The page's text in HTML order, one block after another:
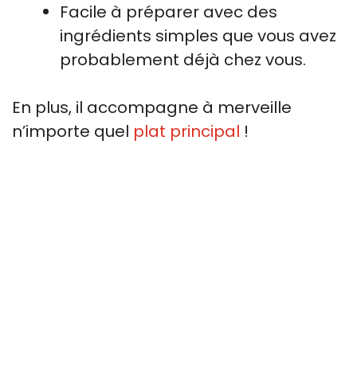
Facile à préparer avec des
ingrédients simples que vous avez
probablement déjà chez vous.
En plus, il accompagne à merveille
n’importe quel plat principal !